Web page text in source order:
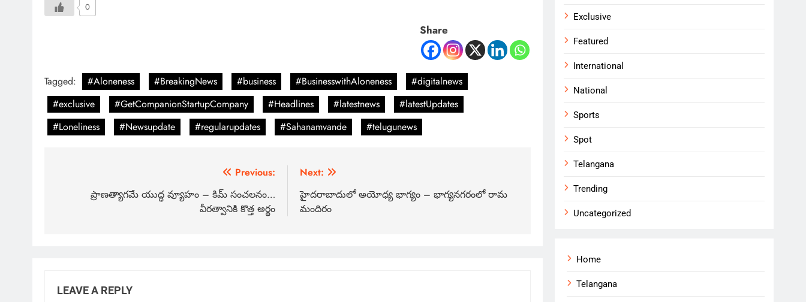
0
Share
Tagged: #Aloneness #BreakingNews #business #BusinesswithAloneness
#digitalnews
#exclusive
#GetCompanionStartupCompany #Headlines #latestnews
#latestUpdates
#Loneliness
#Newsupdate #regularupdates #Sahanamvande #telugunews
Previous:
ప్రాణత్యాగమే యుద్ధ వ్యూహం – కిమ్ సంచలనం…
వీరత్వానికి కొత్త అర్థం
Next:
హైదరాబాదులో అయోధ్య భాగ్యం – భాగ్యనగరంలో రామ
మందిరం
LEAVE A REPLY
Exclusive
Featured
International
National
Sports
Spot
Telangana
Trending
Uncategorized
Home
Telangana